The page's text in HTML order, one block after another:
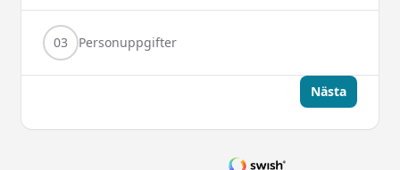
03 Personuppgifter
Nästa